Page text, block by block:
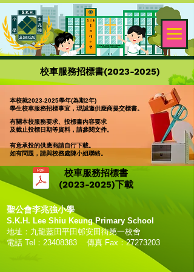
​校車服務招標書(2023-2025)
本校就2023-2025學年(為期2年)
學生校車服務招標事宜， 現誠邀供應商提交標書。
有關本校服務要求、投標書內容要求
及截止投標日期等資料， 請參閱文件。
有意承投的供應商請自行下載。
如有問題，請與校務處陳小姐聯絡。
​校車服務招標書
(2023-2025)下載
聖公會李兆強小學
S.K.H. Lee Shiu Keung Primary School
地址：九龍藍田平田邨安田街第一校舍
電話 Tel：23408383 傳真 Fax：27273203